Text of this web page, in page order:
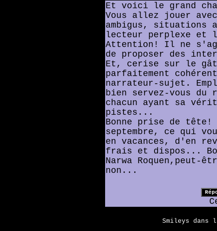
Et voici le grand
Vous allez jouer
ambigus, situations
lecteur perplexe et
Attention! Il ne
de proposer des
Et, cerise sur le
parfaitement
narrateur-sujet.
bien servez-vous
chacun ayant sa
pistes...
Bonne prise de tête!
septembre, ce qui
en vacances, d'en
frais et dispos...
Narwa Roquen,peut-
non...
Smileys dans